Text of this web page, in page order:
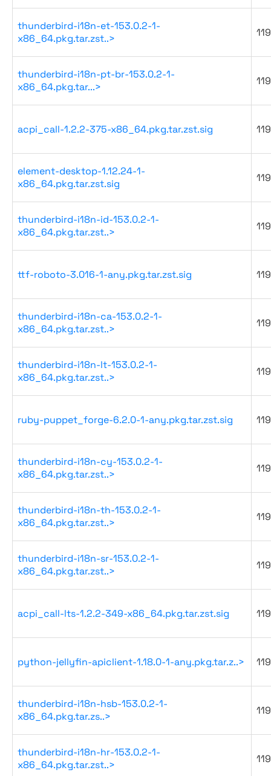
thunderbird-i18n-et-153.0.2-1-
x86_64.pkg.tar.zst..>
thunderbird-i18n-pt-br-153.0.2-1-
x86_64.pkg.tar...>
acpi_call-1.2.2-375-x86_64.pkg.tar.zst.sig
element-desktop-1.12.24-1-
x86_64.pkg.tar.zst.sig
thunderbird-i18n-id-153.0.2-1-
x86_64.pkg.tar.zst..>
ttf-roboto-3.016-1-any.pkg.tar.zst.sig
thunderbird-i18n-ca-153.0.2-1-
x86_64.pkg.tar.zst..>
thunderbird-i18n-lt-153.0.2-1-
x86_64.pkg.tar.zst..>
ruby-puppet_forge-6.2.0-1-any.pkg.tar.zst.sig
thunderbird-i18n-cy-153.0.2-1-
x86_64.pkg.tar.zst..>
thunderbird-i18n-th-153.0.2-1-
x86_64.pkg.tar.zst..>
thunderbird-i18n-sr-153.0.2-1-
x86_64.pkg.tar.zst..>
acpi_call-lts-1.2.2-349-x86_64.pkg.tar.zst.sig
python-jellyfin-apiclient-1.18.0-1-any.pkg.tar.z..>
thunderbird-i18n-hsb-153.0.2-1-
x86_64.pkg.tar.zs..>
thunderbird-i18n-hr-153.0.2-1-
x86_64.pkg.tar.zst..>